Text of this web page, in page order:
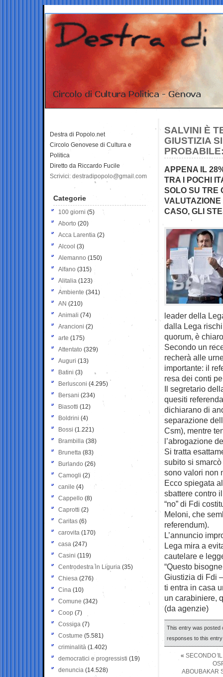
SALVINI È
GIUSTIZIA
APPENA IL
TRA I POCHI
SOLO SU TRE
CASO, GLI
leader della
dalla Lega
quorum, è
Secondo un
recherà alle
importante: il
resa dei conti
Il segretario
quesiti
dichiarano di
separazione
Csm), mentre
l’abrogazione
Si tratta
subito si
sono valori non
Ecco spiegata
sbattere contro
“no” di Fdi
Meloni, che
referendum).
L’annuncio
Lega mira a
cautelare e
“Questo
Giustizia di Fdi
ti entra in casa
un carabiniere,
(da agenzie)
This entry was posted
responses to this
« SECONDO
ABOUBAKAR
Destra di Popolo.net
Circolo Genovese di Cultura e
Politica
Diretto da Riccardo Fucile
Scrivici: destradipopolo@gmail.com
Categorie
100 giorni (5)
Aborto (20)
Acca Larentia (2)
Alcool (3)
Alemanno (150)
Alfano (315)
Alitalia (123)
Ambiente (341)
AN (210)
Animali (74)
Arancioni (2)
arte (175)
Attentato (329)
Auguri (13)
Batini (3)
Berlusconi (4.295)
Bersani (234)
Biasotti (12)
Boldrini (4)
Bossi (1.221)
Brambilla (38)
Brunetta (83)
Burlando (26)
Camogli (2)
canile (4)
Cappello (8)
Caprotti (2)
Caritas (6)
carovita (170)
casa (247)
Casini (119)
Centrodestra in Liguria (35)
Chiesa (276)
Cina (10)
Comune (342)
Coop (7)
Cossiga (7)
Costume (5.581)
criminalità (1.402)
democratici e progressisti (19)
denuncia (14.528)